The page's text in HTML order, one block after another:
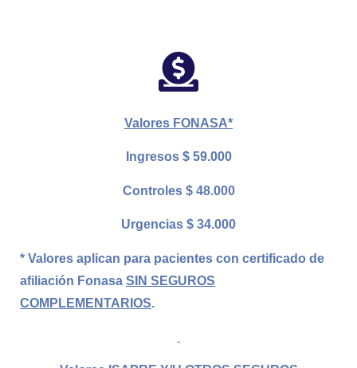
Valores FONASA*
Ingresos $ 59.000
Controles $ 48.000
Urgencias $ 34.000
* Valores aplican para pacientes con certificado de
afiliación Fonasa SIN SEGUROS
COMPLEMENTARIOS.